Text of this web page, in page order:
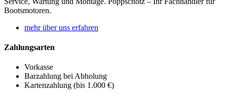
Bootsmotoren.
mehr über uns erfahren
Zahlungsarten
Vorkasse
Barzahlung bei Abholung
Kartenzahlung (bis 1.000 €)